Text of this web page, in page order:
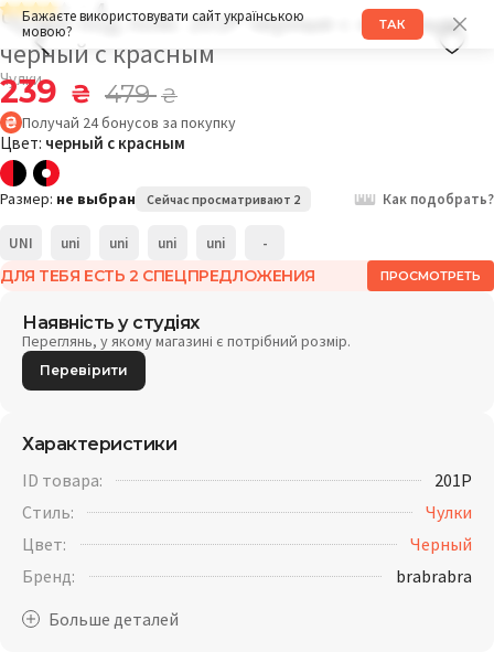
Бажаєте використовувати сайт українською
мовою?
ТАК
4
Чулки под пояс 201P черные с красным
черный с красным
Чулки
239 ₴ 479₴
Получай 24бонусов за покупку
Цвет: черный с красным
Размер: не выбран Сейчас просматривают 2 Как подобрать?
UNI uni uni uni uni -
ДЛЯ ТЕБЯ ЕСТЬ 2 СПЕЦПРЕДЛОЖЕНИЯ ПРОСМОТРЕТЬ
Наявність у студіях
Переглянь, у якому магазині є потрібний розмір.
Перевірити
Характеристики
ID товара:
201P
Стиль:
Чулки
Цвет:
Черный
Бренд:
brabrabra